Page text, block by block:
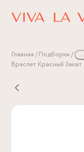
Главная Подборки ...
Браслет Красный Закат